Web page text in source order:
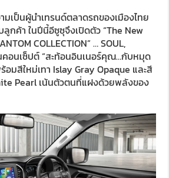
มเป็นผู้นำเทรนด์ตลาดรถของเมืองไทย
ลูกค้า ในปีนี้อีซูซุจึงเปิดตัว “The New
COLLECTION” … SOUL,
นคอนเซ็ปต์ “สะท้อนอินเนอร์คุณ…กับหมุด
มสีใหม่เทา Islay Gray Opaque และสี
Pearl เน้นตัวตนที่แฝงด้วยพลังของ